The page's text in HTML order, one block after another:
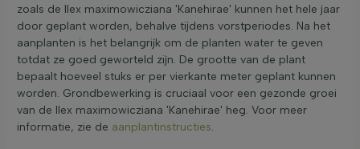
zoals de Ilex maximowicziana 'Kanehirae' kunnen het hele jaar
door geplant worden, behalve tijdens vorstperiodes. Na het
aanplanten is het belangrijk om de planten water te geven
totdat ze goed geworteld zijn. De grootte van de plant
bepaalt hoeveel stuks er per vierkante meter geplant kunnen
worden. Grondbewerking is cruciaal voor een gezonde groei
van de Ilex maximowicziana 'Kanehirae' heg. Voor meer
informatie, zie de aanplantinstructies.